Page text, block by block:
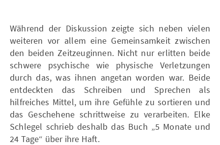
Während der Diskussion zeigte sich neben vielen
weiteren vor allem eine Gemeinsamkeit zwischen
den beiden Zeitzeuginnen. Nicht nur erlitten beide
schwere psychische wie physische Verletzungen
durch das, was ihnen angetan worden war. Beide
entdeckten das Schreiben und Sprechen als
hilfreiches Mittel, um ihre Gefühle zu sortieren und
das Geschehene schrittweise zu verarbeiten. Elke
Schlegel schrieb deshalb das Buch „5 Monate und
24 Tage“ über ihre Haft.